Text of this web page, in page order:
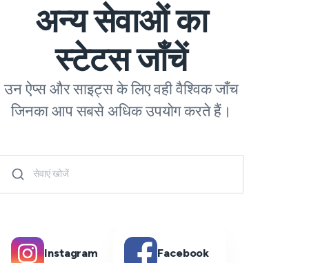
अन्य सेवाओं का
स्टेटस जाँचें
उन ऐप्स और साइट्स के लिए वही वैश्विक जाँच
जिनका आप सबसे अधिक उपयोग करते हैं।
Instagram Facebook